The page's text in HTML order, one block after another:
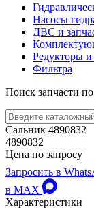
Насосы
ДВС и
Редукторы
Фильтра
Поиск запчасти
Сальник 4890832
4890832
Цена по запросу
Запросить в
в MAX
Характеристики